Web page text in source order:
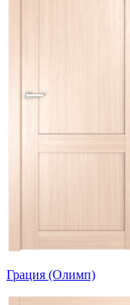
Грация (Олимп)